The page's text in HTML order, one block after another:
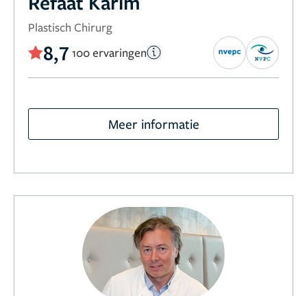
Plastisch Chirurg
8,7 100 ervaringen
Meer informatie